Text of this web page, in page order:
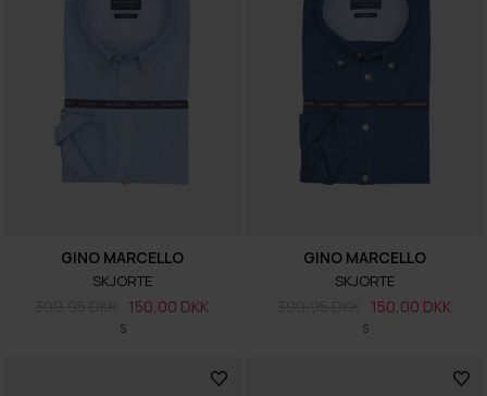
S
GINO MARCELLO
SKJORTE
150,00 DKK
S
GINO MARCELLO
SKJORTE
150,00 DKK